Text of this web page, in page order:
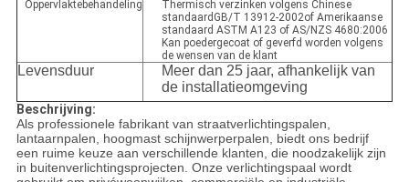
Oppervlaktebehandeling
Thermisch verzinken volgens Chinese
standaardGB/T 13912-2002of Amerikaanse
standaard ASTM A123 of AS/NZS 4680:2006
Kan poedergecoat of geverfd worden volgens
de wensen van de klant
Levensduur
Meer dan 25 jaar, afhankelijk van
de installatieomgeving
Beschrijving:
Als professionele fabrikant van straatverlichtingspalen,
lantaarnpalen, hoogmast schijnwerperpalen, biedt ons bedrijf
een ruime keuze aan verschillende klanten, die noodzakelijk zijn
in buitenverlichtingsprojecten. Onze verlichtingspaal wordt